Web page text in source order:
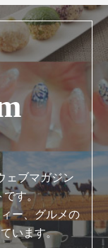
ェブマガジン
です。
ー、グルメの
います。